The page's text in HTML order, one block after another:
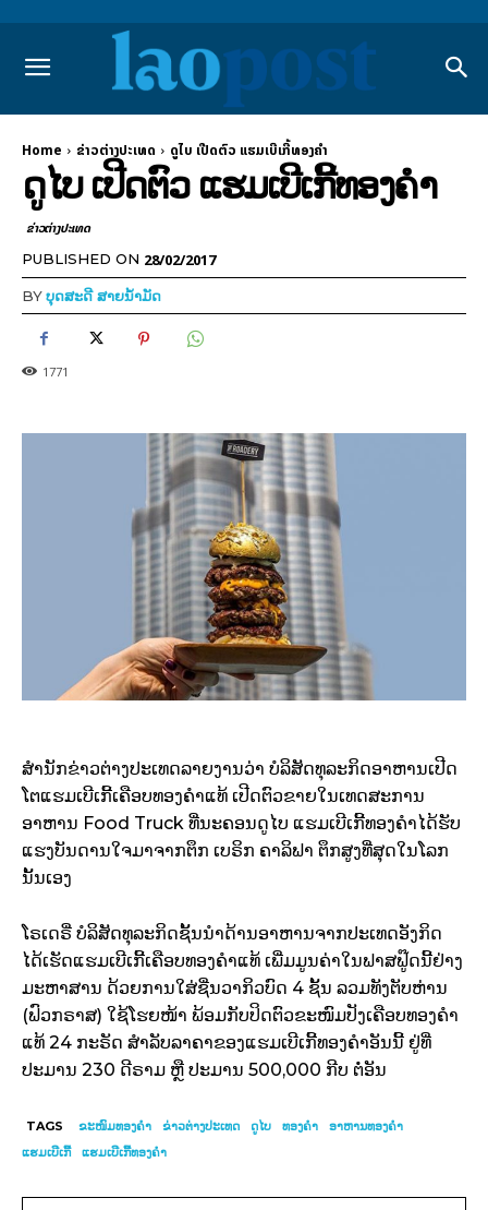
Home ຂ່າວຕ່າງປະເທດ ດູໄບ ເປີດຕົວ ແຮມເບີເກີ້ທອງຄຳ
ດູໄບ ເປີດຕົວ ແຮມເບີເກີ້ທອງຄຳ
ຂ່າວຕ່າງປະເທດ
PUBLISHED ON 28/02/2017
BYບຸດສະດີ ສາຍນ້ຳມັດ
1771
ສຳນັກຂ່າວຕ່າງປະເທດລາຍງານວ່າ ບໍລິສັດທຸລະກິດອາຫານເປີດ
ໂຕແຮມເບີເກີ້ເຄືອບທອງຄຳແທ້ ເປີດຕົວຂາຍໃນເທດສະການ
ອາຫານ Food Truck ທີ່ນະຄອນດູໄບ ແຮມເບີເກີ້ທອງຄຳໄດ້ຮັບ
ແຮງບັນດານໃຈມາຈາກຕຶກ ເບຣິກ ຄາລິຟາ ຕຶກສູງທີ່ສຸດໃນໂລກ
ນັ້ນເອງ
ໂຣເດຣີ່ ບໍລິສັດທຸລະກິດຊັ້ນນຳດ້ານອາຫານຈາກປະເທດອັງກິດ
ໄດ້ເຮັດແຮມເບີເກີ້ເຄືອບທອງຄຳແທ້ ເພີ່ມມູນຄ່າໃນຟາສຟູ໊ດນີ້ຢ່າງ
ມະຫາສານ ດ້ວຍການໃສ່ຊີ່ນວາກິວບົດ 4 ຊັ້ນ ລວມທັງຕັບຫ່ານ
(ຟົວກຣາສ) ໃຊ້ໂຮຍໜ້າ ພ້ອມກັບປິດຕົວຂະໜົມປັງເຄືອບທອງຄຳ
ແທ້ 24 ກະຣັດ ສຳລັບລາຄາຂອງແຮມເບີເກີ້ທອງຄຳອັນນີ້ ຢູ່ທີ່
ປະມານ 230 ດີຣາມ ຫຼື ປະມານ 500,000 ກີບ ຕໍ່ອັນ
TAGS ຂະໜົມທອງຄຳ ຂ່າວ​ຕ່າງ​ປະເທດ ດູໄບ ທອງຄຳ
ອາຫານທອງຄຳ
ແຮມເບີເກີ້
ແຮມເບີເກີ້ທອງຄຳ